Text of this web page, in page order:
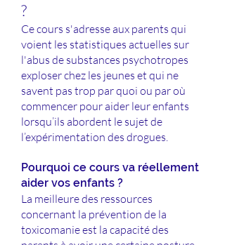
?
Ce cours s'adresse aux parents qui
voient les statistiques actuelles sur
l'abus de substances psychotropes
exploser chez les jeunes et qui ne
savent pas trop par quoi ou par où
commencer pour aider leur enfants
lorsqu’ils abordent le sujet de
l’expérimentation des drogues.
Pourquoi ce cours va réellement
aider vos enfants ?
La meilleure des ressources
concernant la prévention de la
toxicomanie est la capacité des